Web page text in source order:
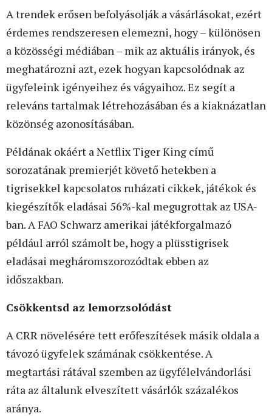
A trendek erősen befolyásolják a vásárlásokat, ezért
érdemes rendszeresen elemezni, hogy – különösen
a közösségi médiában – mik az aktuális irányok, és
meghatározni azt, ezek hogyan kapcsolódnak az
ügyfeleink igényeihez és vágyaihoz. Ez segít a
releváns tartalmak létrehozásában és a kiaknázatlan
közönség azonosításában.
Példának okáért a Netflix Tiger King című
sorozatának premierjét követő hetekben a
tigrisekkel kapcsolatos ruházati cikkek, játékok és
kiegészítők eladásai 56%-kal megugrottak az USA-
ban. A FAO Schwarz amerikai játékforgalmazó
például arról számolt be, hogy a plüsstigrisek
eladásai megháromszorozódtak ebben az
időszakban.
Csökkentsd az lemorzsolódást
A CRR növelésére tett erőfeszítések másik oldala a
távozó ügyfelek számának csökkentése. A
megtartási rátával szemben az ügyfélelvándorlási
ráta az általunk elveszített vásárlók százalékos
aránya.